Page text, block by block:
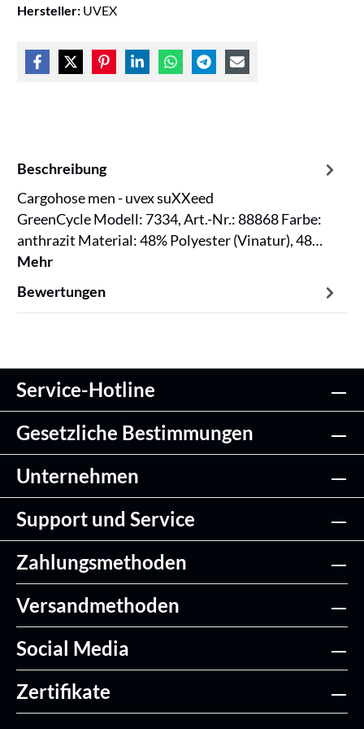
Hersteller: UVEX
Beschreibung
Cargohose men - uvex suXXeed
GreenCycle Modell: 7334, Art.-Nr.: 88868 Farbe:
anthrazit Material: 48% Polyester (Vinatur), 48…
Mehr
Bewertungen
Service-Hotline
Gesetzliche Bestimmungen
Unternehmen
Support und Service
Zahlungsmethoden
Versandmethoden
Social Media
Zertifikate